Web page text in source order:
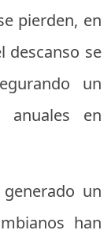
pierden, en
descanso se
un
en
un
han